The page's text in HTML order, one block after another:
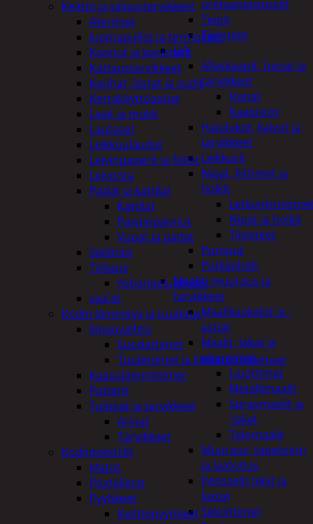
uretaanipistoolit
Teipit
Tiivisteet
LVI
Allaskaapit, hanat ja
tarvikkeet
Hanat
Kaapistot
Hajulukot, kaivot ja
tarvikkeet
Leikkurit
Nipat, liittimet ja
holkit
Nipat ja holkit
Tiivisteet
Pumput
Putkipihdit
Maalit, muuraus ja
tarvikkeet
Maalikaukalot ja -
astiat
Maalit, lakat ja
ohentimet
Liuottimet
Metallimaalit
Spraymaalit ja
-lakat
Talomaalit
Muuraus, tapetointi
ja laatoitus
Pensselit telat ja
lastat
Sekoittimet
Keittiö ja taloustarvikkeet
Aterimet
Juomapullot ja termokset
Kannut ja kanisterit
Kattaustarvikkeet
Kauhat, lastat ja sudit
Kertakäyttöastiat
Lasit ja mukit
Lautaset
Leikkuulaudat
Leivinpaperit ja foliot
Leivonta
Padat ja kattilat
Kattilat
Paistinpannut
Vuoat ja padat
Säilöntä
Tiskaus
Astianpesuaineet
vaa'at
Kodin lämmitys ja tuuletus
Ilmanvaihto
Suodattimet
Tuulettimet ja Ilmastointilaitteet
Kaasulämmittimet
Patterit
Tulisijat ja tarvikkeet
Arinat
Tarvikkeet
Kodintekstiilit
Matot
Pöytäliinat
Pyyhkeet
Keittiöpyyhkeet